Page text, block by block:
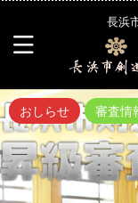
長浜
おしらせ 審査情